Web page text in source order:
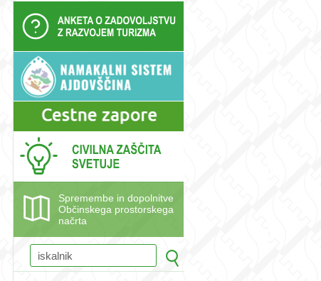
Spremembe in dopolnitve
Občinskega prostorskega
načrta